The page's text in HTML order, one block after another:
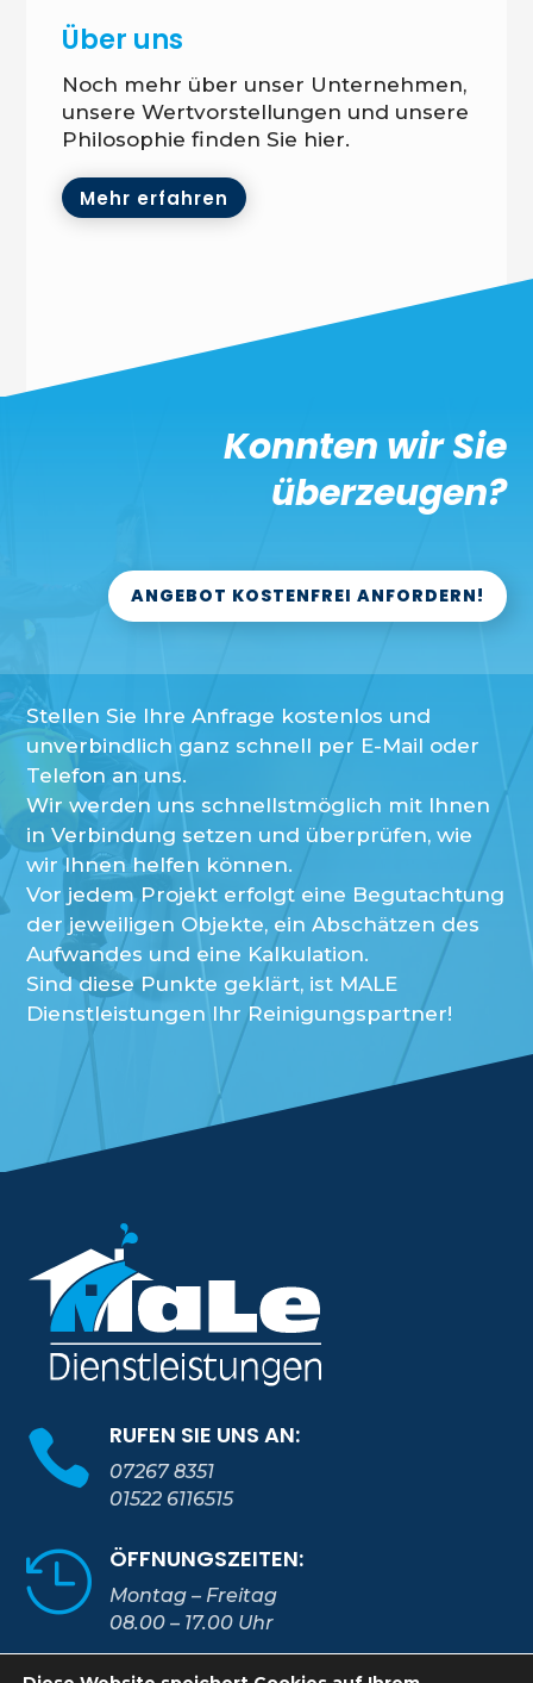
Über uns
Noch mehr über unser Unternehmen,
unsere Wertvorstellungen und unsere
Philosophie finden Sie hier.
Mehr erfahren
Konnten wir Sie
überzeugen?
ANGEBOT KOSTENFREI ANFORDERN!
Stellen Sie Ihre Anfrage kostenlos und
unverbindlich ganz schnell per E-Mail oder
Telefon an uns.
Wir werden uns schnellstmöglich mit Ihnen
in Verbindung setzen und überprüfen, wie
wir Ihnen helfen können.
Vor jedem Projekt erfolgt eine Begutachtung
der jeweiligen Objekte, ein Abschätzen des
Aufwandes und eine Kalkulation.
Sind diese Punkte geklärt, ist MALE
Dienstleistungen Ihr Reinigungspartner!
 RUFEN SIE UNS AN:
07267 8351
01522 6116515
 ÖFFNUNGSZEITEN:
Montag – Freitag
08.00 – 17.00 Uhr